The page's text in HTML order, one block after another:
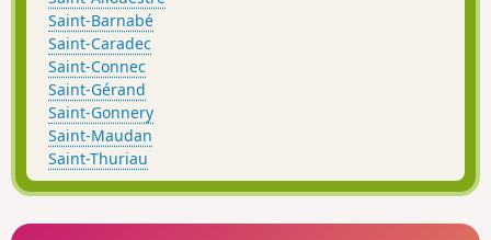
Saint-Barnabé
Saint-Caradec
Saint-Connec
Saint-Gérand
Saint-Gonnery
Saint-Maudan
Saint-Thuriau